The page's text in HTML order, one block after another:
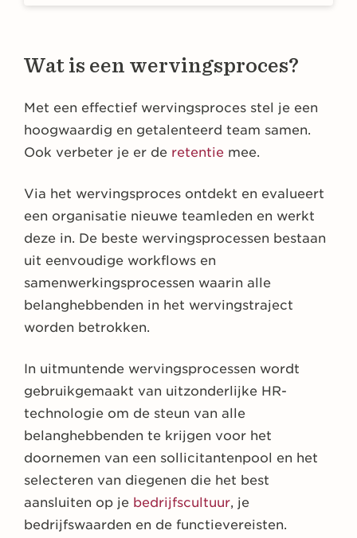
Wat is een wervingsproces?
Met een effectief wervingsproces stel je een
hoogwaardig en getalenteerd team samen.
Ook verbeter je er de retentie mee.
Via het wervingsproces ontdekt en evalueert
een organisatie nieuwe teamleden en werkt
deze in. De beste wervingsprocessen bestaan
uit eenvoudige workflows en
samenwerkingsprocessen waarin alle
belanghebbenden in het wervingstraject
worden betrokken.
In uitmuntende wervingsprocessen wordt
gebruikgemaakt van uitzonderlijke HR-
technologie om de steun van alle
belanghebbenden te krijgen voor het
doornemen van een sollicitantenpool en het
selecteren van diegenen die het best
aansluiten op je bedrijfscultuur, je
bedrijfswaarden en de functievereisten.